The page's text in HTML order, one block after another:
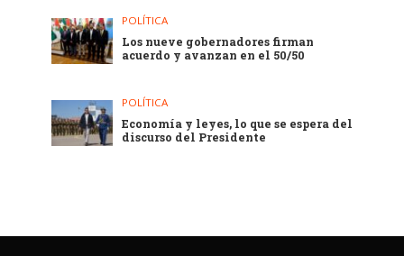
POLÍTICA
Los nueve gobernadores firman
acuerdo y avanzan en el 50/50
POLÍTICA
Economía y leyes, lo que se espera del
discurso del Presidente